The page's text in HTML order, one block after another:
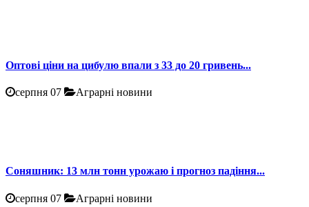
Оптові ціни на цибулю впали з 33 до 20 гривень...
серпня 07 Аграрні новини
Соняшник: 13 млн тонн урожаю і прогноз падіння...
серпня 07 Аграрні новини